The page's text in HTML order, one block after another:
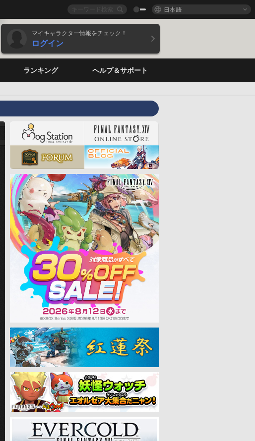
日本語
マイキャラクター情報をチェック！
ログイン
ランキング ヘルプ＆サポート